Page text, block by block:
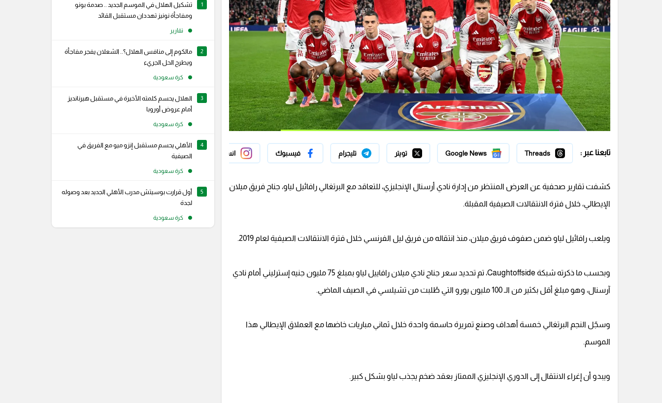
تابعنا عبر : Threads
Google News تويتر تليجرام فيسبوك انستجرام سناب شات
كشفت تقارير صحفية عن العرض المنتظر من إدارة نادي أرسنال الإنجليزي، للتعاقد مع البرتغالي رافائيل لياو، جناح فريق ميلان
الإيطالي، خلال فترة الانتقالات الصيفية المقبلة.
ويلعب رافائيل لياو ضمن صفوف فريق ميلان، منذ انتقاله من فريق ليل الفرنسي خلال فترة الانتقالات الصيفية لعام 2019.
وبحسب ما ذكرته شبكة Caughtoffside، تم تحديد سعر جناح نادي ميلان رافاييل لياو بمبلغ 75 مليون جنيه إسترليني أمام نادي
آرسنال، وهو مبلغ أقل بكثير من الـ 100 مليون يورو التي طُلبت من تشيلسي في الصيف الماضي.
وسجّل النجم البرتغالي خمسة أهداف وصنع تمريرة حاسمة واحدة خلال ثماني مباريات خاضها مع العملاق الإيطالي هذا
الموسم.
ويبدو أن إغراء الانتقال إلى الدوري الإنجليزي الممتاز بعقد ضخم يجذب لياو بشكل كبير.
1
تشكيل الهلال في الموسم الجديد .. صدمة بونو
ومفاجأة نونيز تهددان مستقبل القائد
تقارير
2
مالكوم إلى منافس الهلال؟.. الشعلان يفجر مفاجأة
ويطرح الحل الجريء
كرة سعودية
3
الهلال يحسم كلمته الأخيرة في مستقبل هيرنانديز
أمام عروض أوروبا
كرة سعودية
4
الأهلي يحسم مستقبل إنزو ميو مع الفريق في
الصيفية
كرة سعودية
5
أول قرارت بوسيتش مدرب الأهلي الجديد بعد وصوله
لجدة
كرة سعودية